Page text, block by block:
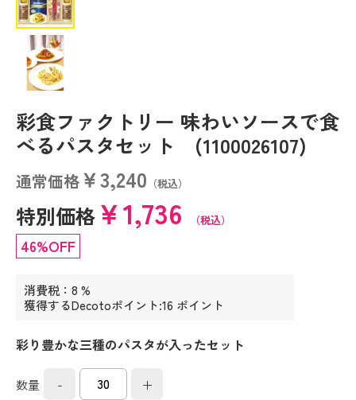
彩食ファクトリー 味わいソースで食
べるパスタセット (1100026107)
通常価格￥3,240 （税込）
特別価格￥1,736 （税込）
46%OFF
消費税：8 %
獲得するDecotoポイント:16 ポイント
彩り豊かな三種のパスタが入ったセット
数量 - +